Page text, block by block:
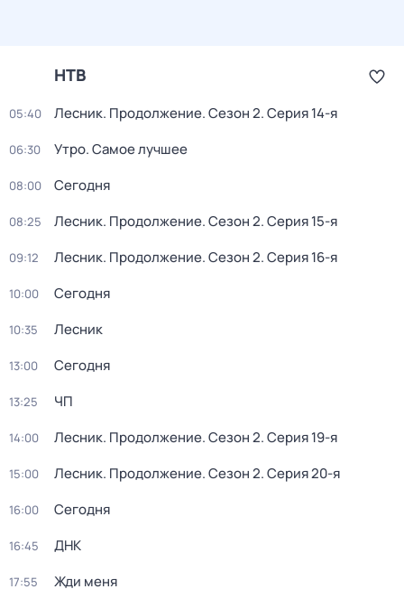
НТВ
05:40 Лесник. Продолжение. Сезон 2. Серия 14-я
06:30 Утро. Самое лучшее
08:00 Сегодня
08:25 Лесник. Продолжение. Сезон 2. Серия 15-я
09:12 Лесник. Продолжение. Сезон 2. Серия 16-я
10:00 Сегодня
10:35 Лесник
13:00 Сегодня
13:25 ЧП
14:00 Лесник. Продолжение. Сезон 2. Серия 19-я
15:00 Лесник. Продолжение. Сезон 2. Серия 20-я
16:00 Сегодня
16:45 ДНК
17:55 Жди меня